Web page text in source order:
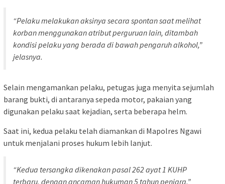
“Pelaku melakukan aksinya secara spontan saat melihat
korban menggunakan atribut perguruan lain, ditambah
kondisi pelaku yang berada di bawah pengaruh alkohol,”
jelasnya.
Selain mengamankan pelaku, petugas juga menyita sejumlah
barang bukti, di antaranya sepeda motor, pakaian yang
digunakan pelaku saat kejadian, serta beberapa helm.
Saat ini, kedua pelaku telah diamankan di Mapolres Ngawi
untuk menjalani proses hukum lebih lanjut.
“Kedua tersangka dikenakan pasal 262 ayat 1 KUHP
terbaru, dengan ancaman hukuman 5 tahun penjara,”